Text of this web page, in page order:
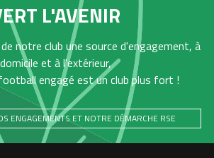
L'AVENIR
notre club une source d'engagement, à
domicile et à l'extérieur,
engagé est un club plus fort !
ENGAGEMENTS ET NOTRE DÉMARCHE RSE